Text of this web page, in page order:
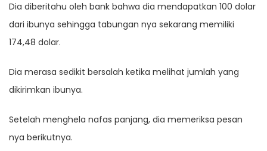
Dia diberitahu oleh bank bahwa dia mendapatkan 100 dolar
dari ibunya sehingga tabungan nya sekarang memiliki
174,48 dolar.
Dia merasa sedikit bersalah ketika melihat jumlah yang
dikirimkan ibunya.
Setelah menghela nafas panjang, dia memeriksa pesan
nya berikutnya.